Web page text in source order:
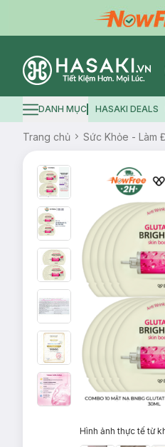
Logo
Hamburger icon
DANH MỤC HASAKI DEALS
Trang chủ Sức Khỏe - Làm
Hình ảnh thực tế từ